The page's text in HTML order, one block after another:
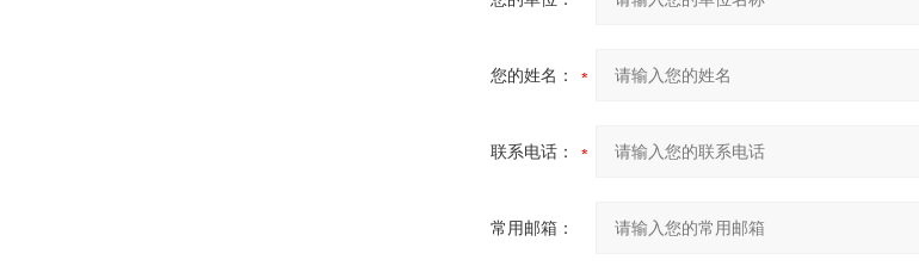
您的姓名：
联系电话：
常用邮箱：